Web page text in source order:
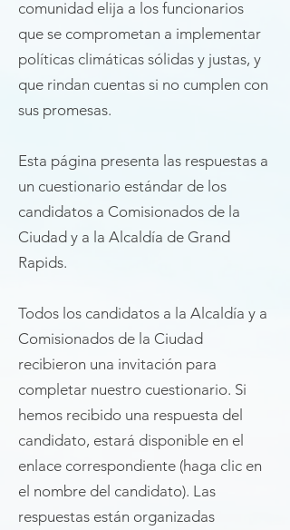
comunidad elija a los funcionarios
que se comprometan a implementar
políticas climáticas sólidas y justas, y
que rindan cuentas si no cumplen con
sus promesas.
Esta página presenta las respuestas a
un cuestionario estándar de los
candidatos a Comisionados de la
Ciudad y a la Alcaldía de Grand
Rapids.
Todos los candidatos a la Alcaldía y a
Comisionados de la Ciudad
recibieron una invitación para
completar nuestro cuestionario. Si
hemos recibido una respuesta del
candidato, estará disponible en el
enlace correspondiente (haga clic en
el nombre del candidato). Las
respuestas están organizadas